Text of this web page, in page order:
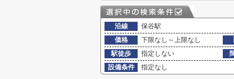
沿線
保谷駅
価格
下限なし～上限なし
駅徒歩
指定しない
設備条件
指定なし